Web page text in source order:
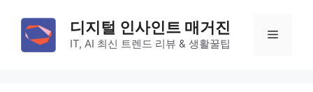
디지털 인사인트 매거진
IT, AI 최신 트렌드 리뷰 & 생활꿀팁
메